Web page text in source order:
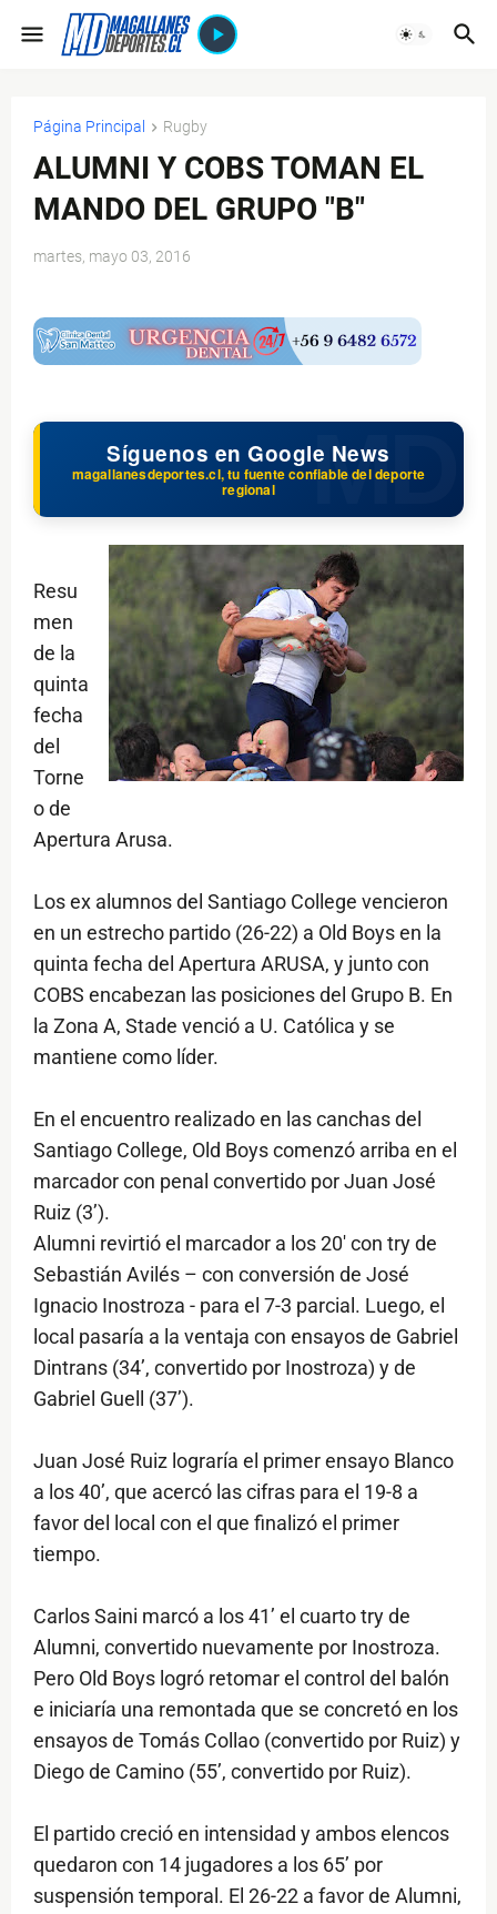
Página Principal Rugby
ALUMNI Y COBS TOMAN EL
MANDO DEL GRUPO "B"
martes, mayo 03, 2016
Síguenos en Google News
magallanesdeportes.cl, tu fuente confiable del deporte
regional
Resu
men
de la
quinta
fecha
del
Torne
o de
Apertura Arusa.
Los ex alumnos del Santiago College vencieron
en un estrecho partido (26-22) a Old Boys en la
quinta fecha del Apertura ARUSA, y junto con
COBS encabezan las posiciones del Grupo B. En
la Zona A, Stade venció a U. Católica y se
mantiene como líder.
En el encuentro realizado en las canchas del
Santiago College, Old Boys comenzó arriba en el
marcador con penal convertido por Juan José
Ruiz (3’).
Alumni revirtió el marcador a los 20' con try de
Sebastián Avilés – con conversión de José
Ignacio Inostroza - para el 7-3 parcial. Luego, el
local pasaría a la ventaja con ensayos de Gabriel
Dintrans (34’, convertido por Inostroza) y de
Gabriel Guell (37’).
Juan José Ruiz lograría el primer ensayo Blanco
a los 40’, que acercó las cifras para el 19-8 a
favor del local con el que finalizó el primer
tiempo.
Carlos Saini marcó a los 41’ el cuarto try de
Alumni, convertido nuevamente por Inostroza.
Pero Old Boys logró retomar el control del balón
e iniciaría una remontada que se concretó en los
ensayos de Tomás Collao (convertido por Ruiz) y
Diego de Camino (55’, convertido por Ruiz).
El partido creció en intensidad y ambos elencos
quedaron con 14 jugadores a los 65’ por
suspensión temporal. El 26-22 a favor de Alumni,